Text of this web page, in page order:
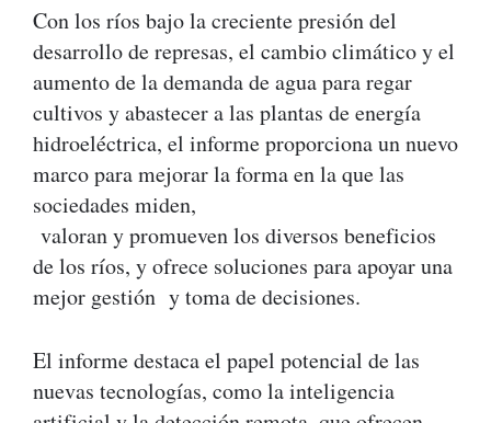
Con los ríos bajo la creciente presión del
desarrollo de represas, el cambio climático y el
aumento de la demanda de agua para regar
cultivos y abastecer a las plantas de energía
hidroeléctrica, el informe proporciona un nuevo
marco para mejorar la forma en la que las
sociedades miden,
valoran y promueven los diversos beneficios
de los ríos, y ofrece soluciones para apoyar una
mejor gestión y toma de decisiones.
El informe destaca el papel potencial de las
nuevas tecnologías, como la inteligencia